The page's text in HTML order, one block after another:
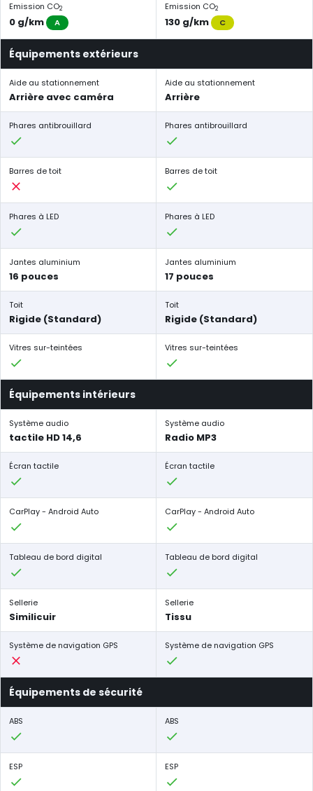
Emission CO2
0 g/km A
Emission CO2
130 g/km C
Équipements extérieurs
Aide au stationnement
Arrière avec caméra
Aide au stationnement
Arrière
Phares antibrouillard Phares antibrouillard
Barres de toit Barres de toit
Phares à LED Phares à LED
Jantes aluminium
16 pouces
Jantes aluminium
17 pouces
Toit
Rigide (Standard)
Toit
Rigide (Standard)
Vitres sur-teintées Vitres sur-teintées
Équipements intérieurs
Système audio
tactile HD 14,6
Système audio
Radio MP3
Écran tactile Écran tactile
CarPlay - Android Auto CarPlay - Android Auto
Tableau de bord digital Tableau de bord digital
Sellerie
Similicuir
Sellerie
Tissu
Système de navigation GPS Système de navigation GPS
Équipements de sécurité
ABS ABS
ESP ESP